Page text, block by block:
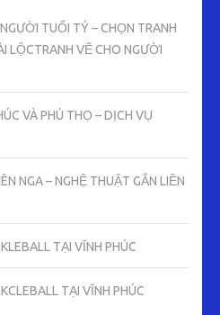
TUỔI TÝ – CHỌN TRANH
LỘCTRANH VẼ CHO NGƯỜI
VÀ PHÚ THỌ – DỊCH VỤ
NGA – NGHỆ THUẬT GẮN LIỀN
TẠI VĨNH PHÚC
TẠI VĨNH PHÚC